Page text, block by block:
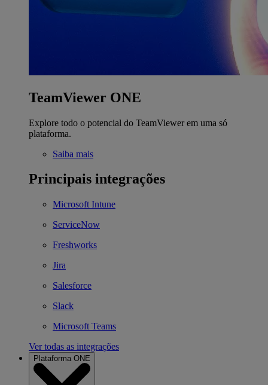
TeamViewer ONE
Explore todo o potencial do TeamViewer em uma só
plataforma.
Saiba mais
Principais integrações
Microsoft Intune
ServiceNow
Freshworks
Jira
Salesforce
Slack
Microsoft Teams
Ver todas as integrações
Plataforma ONE